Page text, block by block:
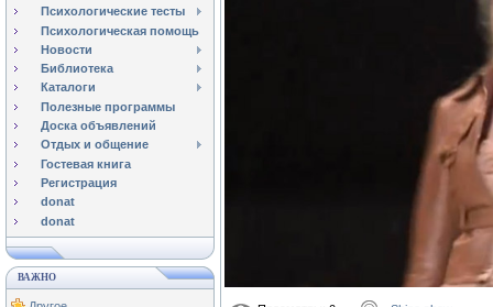
Психологические тесты
Психологическая помощь
Новости
Библиотека
Каталоги
Полезные программы
Доска объявлений
Отдых и общение
Гостевая книга
Регистрация
donat
donat
ВАЖНО